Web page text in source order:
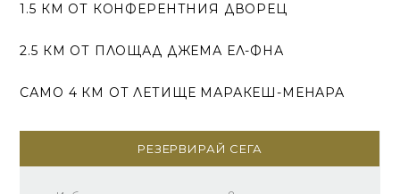
1.5 КМ ОТ КОНФЕРЕНТНИЯ ДВОРЕЦ
2.5 КМ ОТ ПЛОЩАД ДЖЕМА ЕЛ-ФНА
САМО 4 КМ ОТ ЛЕТИЩЕ МАРАКЕШ-МЕНАРА
РЕЗЕРВИРАЙ СЕГА